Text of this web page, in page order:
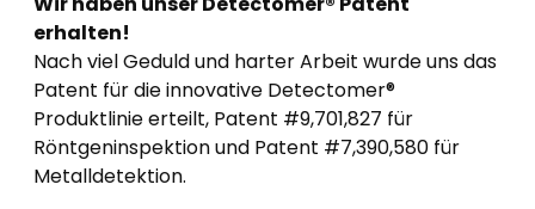
erhalten!
Nach viel Geduld und harter Arbeit wurde uns das
Patent für die innovative Detectomer®
Produktlinie erteilt, Patent #9,701,827 für
Röntgeninspektion und Patent #7,390,580 für
Metalldetektion.